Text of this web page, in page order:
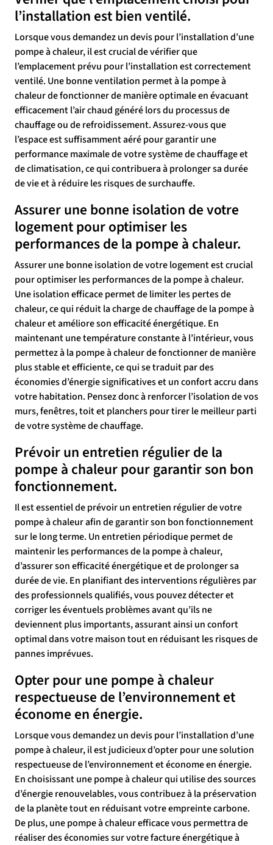
l’installation est bien ventilé.
Lorsque vous demandez un devis pour l’installation d’une
pompe à chaleur, il est crucial de vérifier que
l’emplacement prévu pour l’installation est correctement
ventilé. Une bonne ventilation permet à la pompe à
chaleur de fonctionner de manière optimale en évacuant
efficacement l’air chaud généré lors du processus de
chauffage ou de refroidissement. Assurez-vous que
l’espace est suffisamment aéré pour garantir une
performance maximale de votre système de chauffage et
de climatisation, ce qui contribuera à prolonger sa durée
de vie et à réduire les risques de surchauffe.
Assurer une bonne isolation de votre
logement pour optimiser les
performances de la pompe à chaleur.
Assurer une bonne isolation de votre logement est crucial
pour optimiser les performances de la pompe à chaleur.
Une isolation efficace permet de limiter les pertes de
chaleur, ce qui réduit la charge de chauffage de la pompe à
chaleur et améliore son efficacité énergétique. En
maintenant une température constante à l’intérieur, vous
permettez à la pompe à chaleur de fonctionner de manière
plus stable et efficiente, ce qui se traduit par des
économies d’énergie significatives et un confort accru dans
votre habitation. Pensez donc à renforcer l’isolation de vos
murs, fenêtres, toit et planchers pour tirer le meilleur parti
de votre système de chauffage.
Prévoir un entretien régulier de la
pompe à chaleur pour garantir son bon
fonctionnement.
Il est essentiel de prévoir un entretien régulier de votre
pompe à chaleur afin de garantir son bon fonctionnement
sur le long terme. Un entretien périodique permet de
maintenir les performances de la pompe à chaleur,
d’assurer son efficacité énergétique et de prolonger sa
durée de vie. En planifiant des interventions régulières par
des professionnels qualifiés, vous pouvez détecter et
corriger les éventuels problèmes avant qu’ils ne
deviennent plus importants, assurant ainsi un confort
optimal dans votre maison tout en réduisant les risques de
pannes imprévues.
Opter pour une pompe à chaleur
respectueuse de l’environnement et
économe en énergie.
Lorsque vous demandez un devis pour l’installation d’une
pompe à chaleur, il est judicieux d’opter pour une solution
respectueuse de l’environnement et économe en énergie.
En choisissant une pompe à chaleur qui utilise des sources
d’énergie renouvelables, vous contribuez à la préservation
de la planète tout en réduisant votre empreinte carbone.
De plus, une pompe à chaleur efficace vous permettra de
réaliser des économies sur votre facture énergétique à